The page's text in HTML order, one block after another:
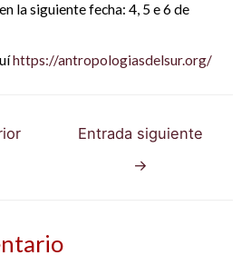
la siguiente fecha: 4, 5 e 6 de
https://antropologiasdelsur.org/
Entrada siguiente
→